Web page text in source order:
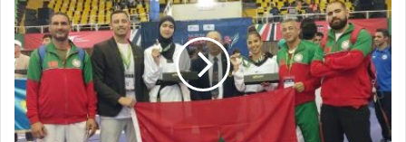
humaine
Taekwondo
marocain
ouvre
les
Championnats
du
Monde